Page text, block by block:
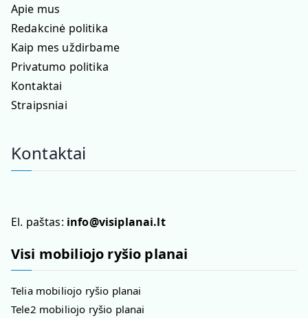
Apie mus
Redakcinė politika
Kaip mes uždirbame
Privatumo politika
Kontaktai
Straipsniai
Kontaktai
El. paštas: info@visiplanai.lt
Visi mobiliojo ryšio planai
Telia mobiliojo ryšio planai
Tele2 mobiliojo ryšio planai